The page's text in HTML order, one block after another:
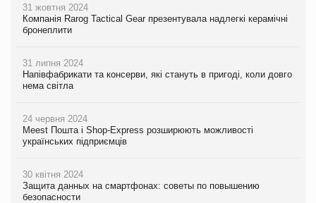
31 жовтня 2024
Компанія Rarog Tactical Gear презентувала надлегкі керамічні
бронеплити
31 липня 2024
Напівфабрикати та консерви, які стануть в пригоді, коли довго
нема світла
24 червня 2024
Meest Пошта і Shop-Express розширюють можливості
українських підприємців
30 квітня 2024
Защита данных на смартфонах: советы по повышению
безопасности